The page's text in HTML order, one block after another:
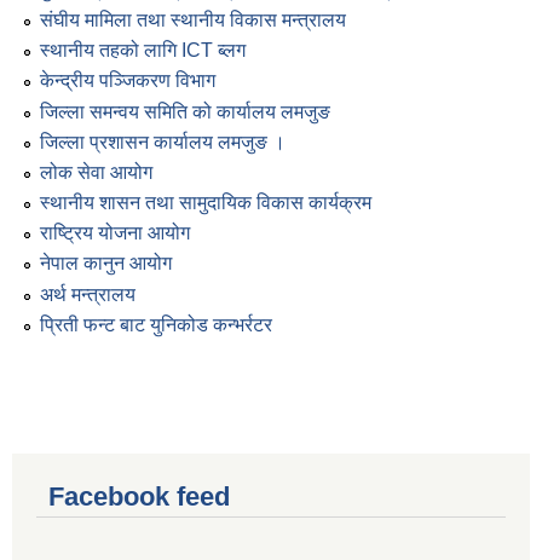
संघीय मामिला तथा स्थानीय विकास मन्त्रालय
स्थानीय तहको लागि ICT ब्लग
केन्द्रीय पञ्जिकरण विभाग
जिल्ला समन्वय समिति को कार्यालय लमजुङ
जिल्ला प्रशासन कार्यालय लमजुङ ।
लोक सेवा आयोग
स्थानीय शासन तथा सामुदायिक विकास कार्यक्रम
राष्ट्रिय योजना आयोग
नेपाल कानुन आयोग
अर्थ मन्त्रालय
प्रिती फन्ट बाट युनिकोड कन्भर्रटर
Facebook feed